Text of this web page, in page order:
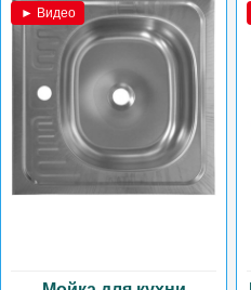
► Видео